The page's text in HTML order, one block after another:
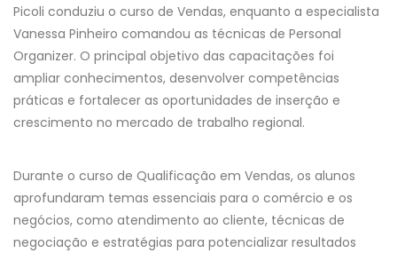
Picoli conduziu o curso de Vendas, enquanto a especialista
Vanessa Pinheiro comandou as técnicas de Personal
Organizer. O principal objetivo das capacitações foi
ampliar conhecimentos, desenvolver competências
práticas e fortalecer as oportunidades de inserção e
crescimento no mercado de trabalho regional.
Durante o curso de Qualificação em Vendas, os alunos
aprofundaram temas essenciais para o comércio e os
negócios, como atendimento ao cliente, técnicas de
negociação e estratégias para potencializar resultados